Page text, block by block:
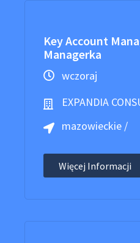
Key Account
Managerka
wczoraj
EXPANDIA
mazowieckie /
Więcej Informacji